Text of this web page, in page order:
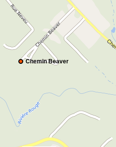
Chemin Beaver